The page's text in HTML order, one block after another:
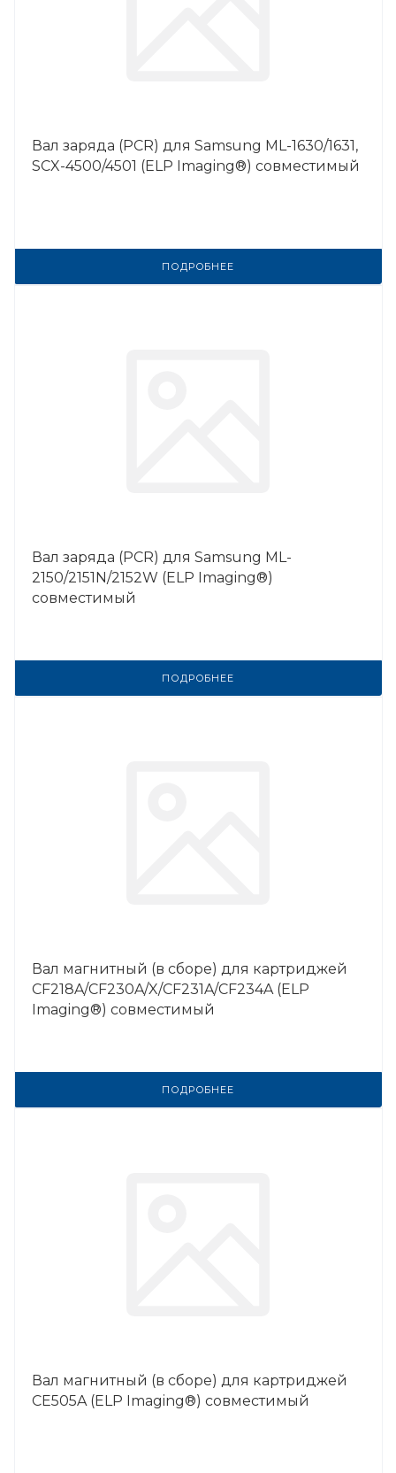
Вал заряда (PCR) для Samsung ML-1630/1631,
SCX-4500/4501 (ELP Imaging®) совместимый
ПОДРОБНЕЕ
Вал заряда (PCR) для Samsung ML-
2150/2151N/2152W (ELP Imaging®)
совместимый
ПОДРОБНЕЕ
Вал магнитный (в сборе) для картриджей
CF218A/CF230A/X/CF231A/CF234A (ELP
Imaging®) совместимый
ПОДРОБНЕЕ
Вал магнитный (в сборе) для картриджей
CE505A (ELP Imaging®) совместимый